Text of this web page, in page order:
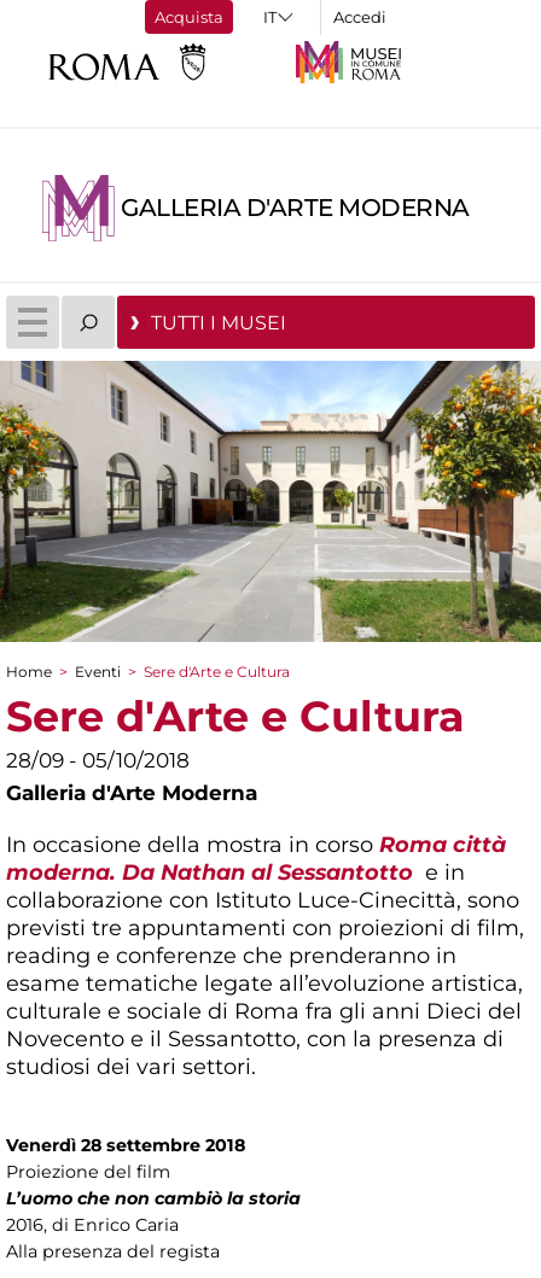
Acquista Accedi
GALLERIA D'ARTE MODERNA
TUTTI I MUSEI
Tu sei qui
Home > Eventi > Sere d'Arte e Cultura
Sere d'Arte e Cultura
28/09 - 05/10/2018
Galleria d'Arte Moderna
In occasione della mostra in corso Roma città
moderna. Da Nathan al Sessantotto e in
collaborazione con Istituto Luce-Cinecittà, sono
previsti tre appuntamenti con proiezioni di film,
reading e conferenze che prenderanno in
esame tematiche legate all’evoluzione artistica,
culturale e sociale di Roma fra gli anni Dieci del
Novecento e il Sessantotto, con la presenza di
studiosi dei vari settori.
Venerdì 28 settembre 2018
Proiezione del film
L’uomo che non cambiò la storia
2016, di Enrico Caria
Alla presenza del regista